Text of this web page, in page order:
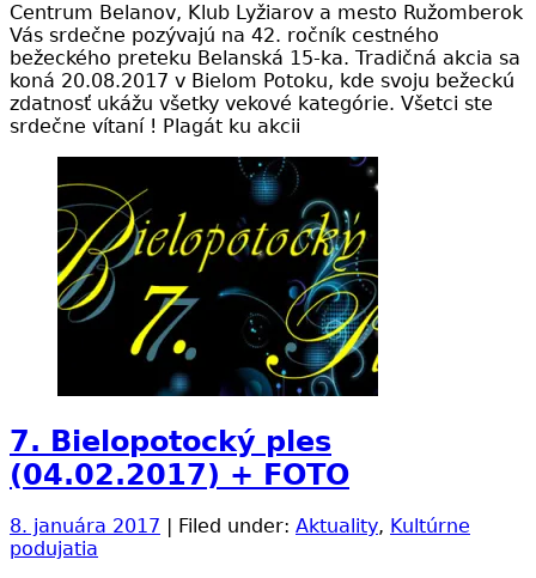
Centrum Belanov, Klub Lyžiarov a mesto Ružomberok
Vás srdečne pozývajú na 42. ročník cestného
bežeckého preteku Belanská 15-ka. Tradičná akcia sa
koná 20.08.2017 v Bielom Potoku, kde svoju bežeckú
zdatnosť ukážu všetky vekové kategórie. Všetci ste
srdečne vítaní ! Plagát ku akcii
7. Bielopotocký ples
(04.02.2017) + FOTO
8. januára 2017 | Filed under: Aktuality, Kultúrne
podujatia